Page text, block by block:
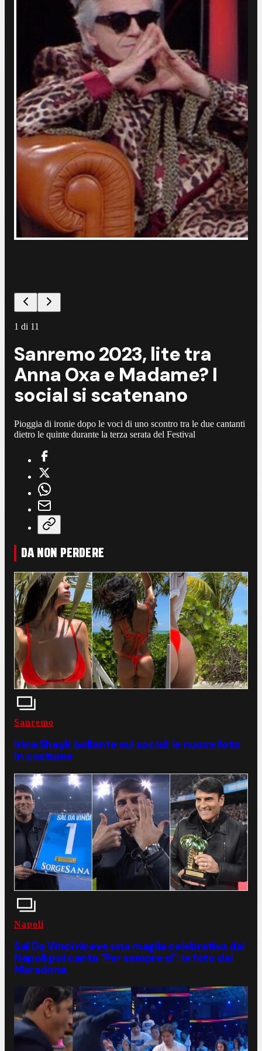
1 di 11
Sanremo 2023, lite tra
Anna Oxa e Madame? I
social si scatenano
Pioggia di ironie dopo le voci di uno scontro tra le due cantanti
dietro le quinte durante la terza serata del Festival
DA NON PERDERE
Sanremo
Irina Shayk bollente sui social: le nuove foto
in costume
Napoli
Sal Da Vinci riceve una maglia celebrativa dal
Napoli poi canta "Per sempre sì": le foto dal
Maradona